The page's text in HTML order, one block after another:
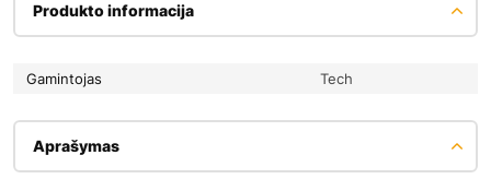
Produkto informacija
Gamintojas Tech
Aprašymas